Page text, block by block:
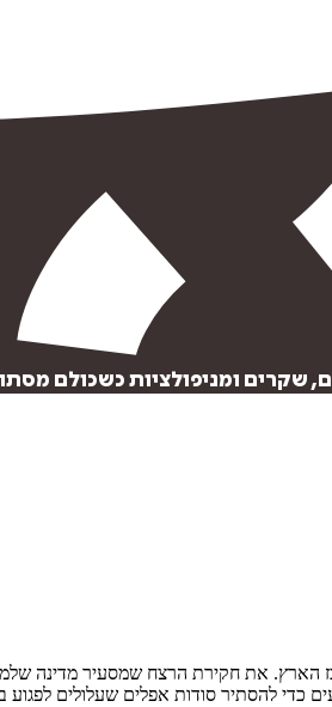
31/08/2026
שקרים ומניפולציות כשכולם
הארץ. את חקירת הרצח שמסעיר מדינה
להסתיר סודות אפלים שעלולים לפגוע